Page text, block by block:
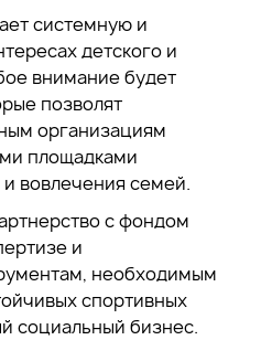
системную и
детского и
внимание будет
позволят
организациям
площадками
вовлечения семей.
с фондом
и
необходимым
спортивных
социальный бизнес.